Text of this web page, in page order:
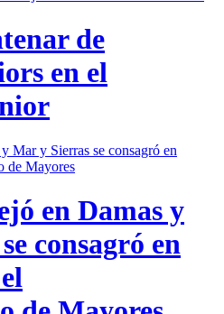
de
en el
en Damas y
consagró en